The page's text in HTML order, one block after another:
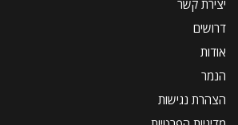
יצירת קשר
דרושים
אודות
הנמר
הצהרת נגישות